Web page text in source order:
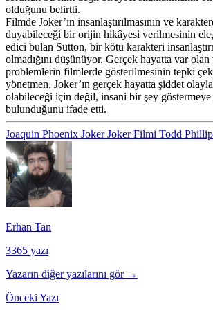
olduğunu belirtti.
Filmde Joker’ın insanlaştırılmasının ve
duyabileceği bir orijin hikâyesi verilmesinin
edici bulan Sutton, bir kötü karakteri
olmadığını düşünüyor. Gerçek hayatta var
problemlerin filmlerde gösterilmesinin tepki
yönetmen, Joker’ın gerçek hayatta şiddet
olabileceği için değil, insani bir şey göstermeye
bulunduğunu ifade etti.
Joaquin Phoenix JokerJoker Filmi Todd
Erhan Tan
3365 yazı
Yazarın diğer yazılarını gör →
Önceki Yazı